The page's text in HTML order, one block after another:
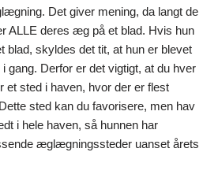
Det giver mening, da langt de
ALLE deres æg på et blad. Hvis hun
skyldes det tit, at hun er blevet
gang. Derfor er det vigtigt, at du hver
et sted i haven, hvor der er flest
sted kan du favorisere, men hav
i hele haven, så hunnen har
æglægningssteder uanset årets